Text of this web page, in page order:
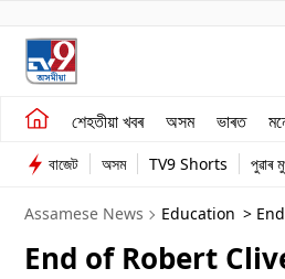
শেহতীয়া খবৰ অসম ভাৰত
শেহতীয়া খবৰ
অসম
ভাৰত
বাজেট অসম TV9 Shorts পুৱাৰ
Assamese News Education >
End of Robert Clive: